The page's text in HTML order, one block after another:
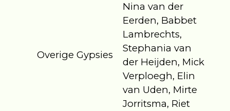
Overige Gypsies
Nina van der
Eerden, Babbet
Lambrechts,
Stephania van
der Heijden, Mick
Verploegh, Elin
van Uden, Mirte
Jorritsma, Riet